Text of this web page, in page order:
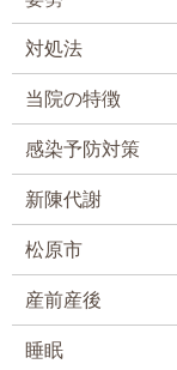
対処法
当院の特徴
感染予防対策
新陳代謝
松原市
産前産後
睡眠